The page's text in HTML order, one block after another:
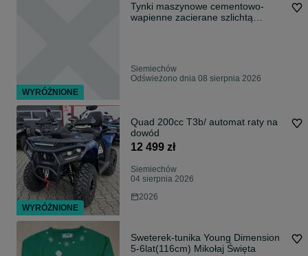
Tynki maszynowe cementowo-
wapienne zacierane szlichtą
Siemiechów
Odświeżono dnia 08 sierpnia 2026
Quad 200cc T3b/ automat raty na
dowód
12 499 zł
Siemiechów
04 sierpnia 2026
2026
Sweterek-tunika Young Dimension
5-6lat(116cm) Mikołaj Święta
WYRÓŻNIONE
WYRÓŻNIONE